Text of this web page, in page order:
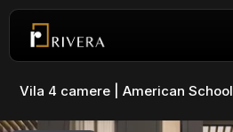
Vila 4 camere | American School